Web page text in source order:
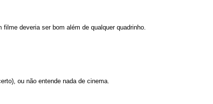
deveria ser bom além de qualquer quadrinho.
ou não entende nada de cinema.